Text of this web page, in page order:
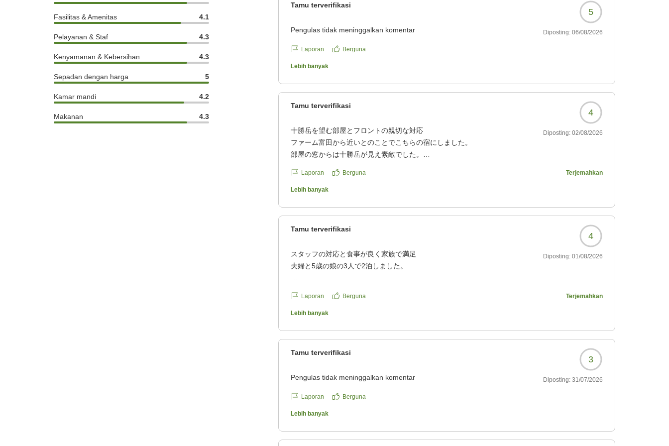
Fasilitas & Amenitas 4.1
Pelayanan & Staf 4.3
Kenyamanan & Kebersihan 4.3
Sepadan dengan harga 5
Kamar mandi 4.2
Makanan 4.3
Tamu terverifikasi
5
Pengulas tidak meninggalkan komentar Diposting: 06/08/2026
Laporan Berguna
Lebih banyak
Tamu terverifikasi
4
十勝岳を望む部屋とフロントの親切な対応
ファーム富田から近いとのことでこちらの宿にしました。
部屋の窓からは十勝岳が見え素敵でした。
助かりました。
https://review.travel.rakuten.co.jp/hotel/voice/109429?
reviewId=33123478312315
Diposting: 02/08/2026
Laporan Berguna Terjemahkan
Lebih banyak
Tamu terverifikasi
4
スタッフの対応と食事が良く家族で満足
夫婦と5歳の娘の3人で2泊しました。
連れでも過ごしやすかったです。子ども用の食事もあり、朝食時間の変更
にも快く対応していただきました。
食事は北海道産の食材が多く使われていて、どれも美味しかったです。ド
リンクも充実しており、お酒を飲まない私にはノンアルコールカクテルが
た。駐車場も広く、車での利用には便利です。
また、一部のお風呂が利用できませんでしたが、その代わりに夜の無料ド
Diposting: 01/08/2026
Laporan Berguna Terjemahkan
Lebih banyak
Tamu terverifikasi
3
Pengulas tidak meninggalkan komentar Diposting: 31/07/2026
Laporan Berguna
Lebih banyak